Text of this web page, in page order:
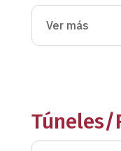
Ver más
Túneles/